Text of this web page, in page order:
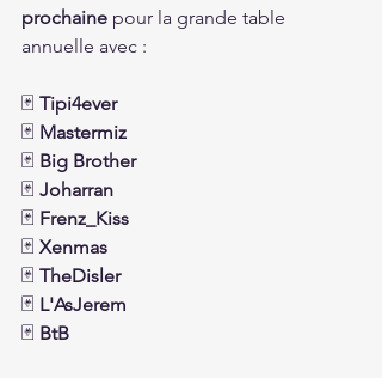
prochaine pour la grande table
annuelle avec :
🃏 Tipi4ever
🃏 Mastermiz
🃏 Big Brother
🃏 Joharran
🃏 Frenz_Kiss
🃏 Xenmas
🃏 TheDisler
🃏 L'AsJerem
🃏 BtB